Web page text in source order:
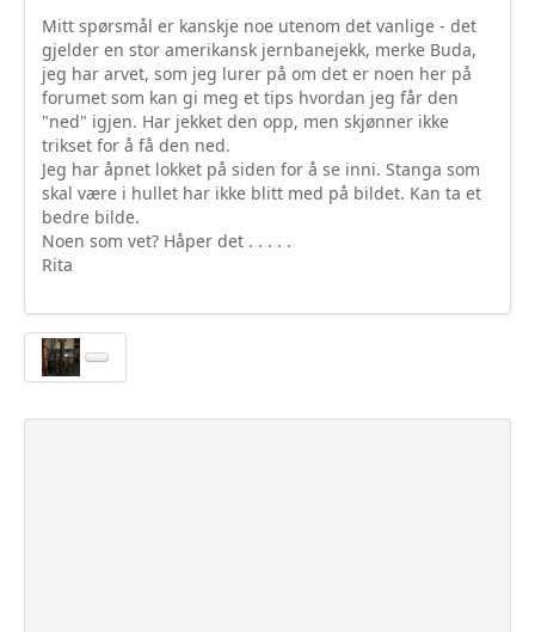
Møre og Romsdal
Nord Trøndelag
Nordland
Oslo
Oppland
Rogaland
Troms
Mitt spørsmål er kanskje noe utenom det vanlige - det
gjelder en stor amerikansk jernbanejekk, merke Buda,
jeg har arvet, som jeg lurer på om det er noen her på
forumet som kan gi meg et tips hvordan jeg får den
"ned" igjen. Har jekket den opp, men skjønner ikke
trikset for å få den ned.
Jeg har åpnet lokket på siden for å se inni. Stanga som
skal være i hullet har ikke blitt med på bildet. Kan ta et
bedre bilde.
Noen som vet? Håper det . . . . .
Rita